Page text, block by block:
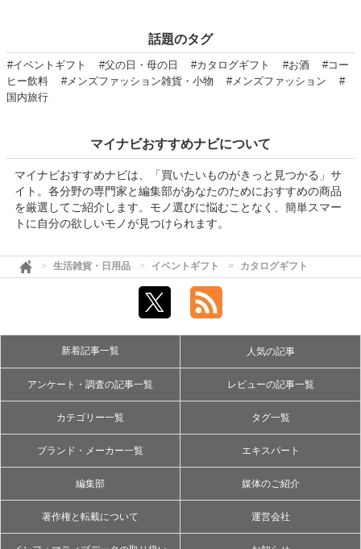
話題のタグ
#イベントギフト #父の日・母の日 #カタログギフト #お酒
#コー
ヒー飲料
#メンズファッション雑貨・小物 #メンズファッション
#
国内旅行
マイナビおすすめナビについて
マイナビおすすめナビは、「買いたいものがきっと見つかる」サ
イト。各分野の専門家と編集部があなたのためにおすすめの商品
を厳選してご紹介します。モノ選びに悩むことなく、簡単スマー
トに自分の欲しいモノが見つけられます。
生活雑貨・日用品 イベントギフト カタログギフト
新着記事一覧 人気の記事
アンケート・調査の記事一覧 レビューの記事一覧
カテゴリー一覧 タグ一覧
ブランド・メーカー一覧 エキスパート
編集部 媒体のご紹介
著作権と転載について 運営会社